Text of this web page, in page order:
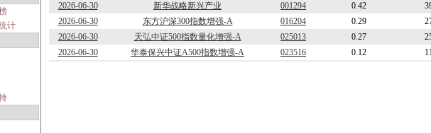
计
2026-06-30
新华战略新兴产业 001294 0.42
2026-06-30
东方沪深300指数增强-A 016204 0.29
2026-06-30
天弘中证500指数量化增强-A 025013 0.27
2026-06-30
华泰保兴中证A500指数增强-A 023516 0.12